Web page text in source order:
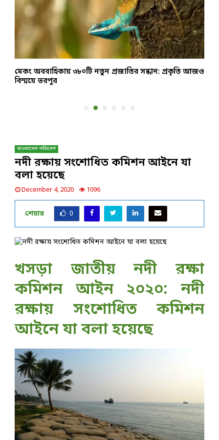
মেকং অববাহিকায় ৩৮০টি নতুন প্রজাতির সন্ধান: প্রকৃতি আজও
বিস্ময়ে ভরপুর
বাংলাদেশ পরিবেশ
নদী রক্ষায় সংশোধিত কমিশন আইনে যা
বলা হয়েছে
December 4, 2020 1096
শেয়ার 0
খসড়া জাতীয় নদী রক্ষা
কমিশন আইন ২০২০: নদী
রক্ষায় সংশোধিত কমিশন
আইনে যা বলা হয়েছে